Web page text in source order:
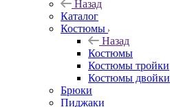
Назад
Каталог
Костюмы
Назад
Костюмы
Костюмы тройки
Костюмы двойки
Брюки
Пиджаки